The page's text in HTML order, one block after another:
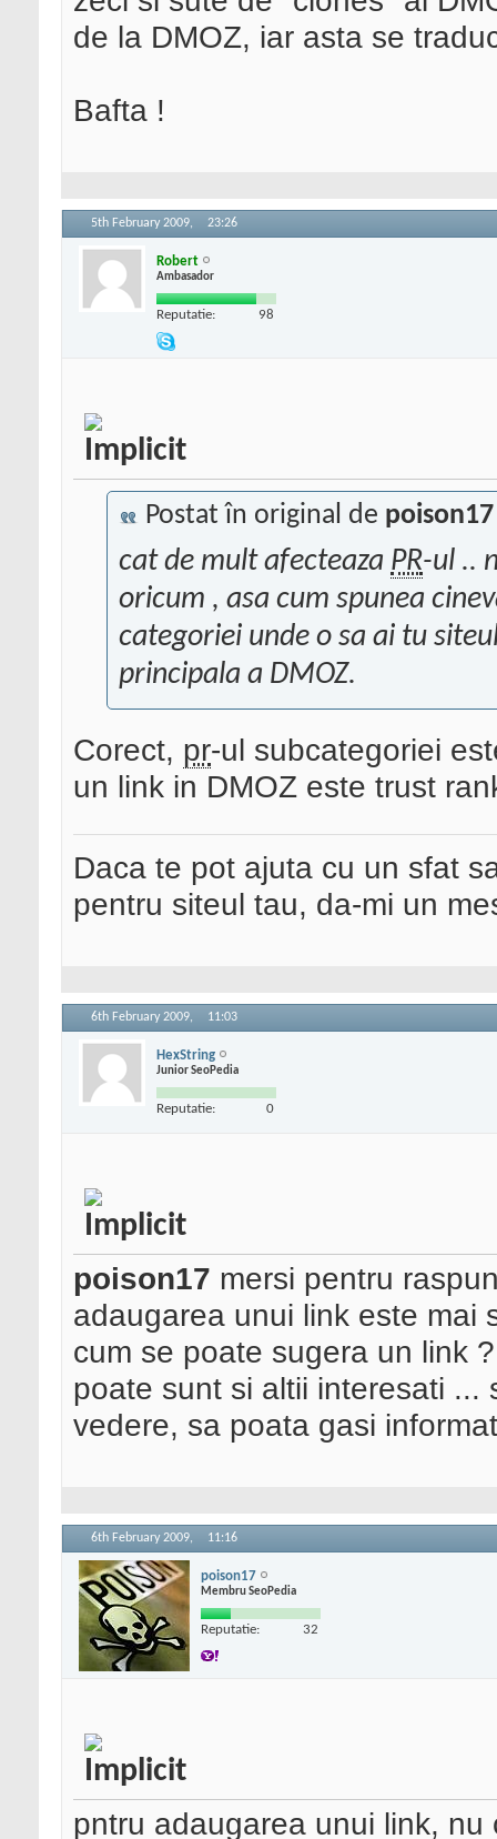
de la DMOZ, iar asta se
Bafta !
5th February 2009, 23:26
Robert
Ambasador
Reputatie: 98
Postat în original de poison17
cat de mult afecteaza PR-ul ..
oricum , asa cum spunea
categoriei unde o sa ai tu
principala a DMOZ.
Corect, pr-ul subcategoriei
un link in DMOZ este trust
Daca te pot ajuta cu un sfat
pentru siteul tau, da-mi un
6th February 2009, 11:03
HexString
Junior SeoPedia
Reputatie: 0
poison17 mersi pentru
adaugarea unui link este mai
cum se poate sugera un link
poate sunt si altii interesati
vedere, sa poata gasi
6th February 2009, 11:16
poison17
Membru SeoPedia
Reputatie: 32
pntru adaugarea unui link,